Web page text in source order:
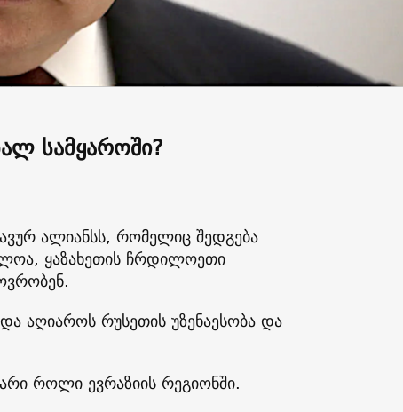
სამყაროში?
ალიანსს, რომელიც შედგება
ყაზახეთის ჩრდილოეთი
აღიაროს რუსეთის უზენაესობა და
როლი ევრაზიის რეგიონში.